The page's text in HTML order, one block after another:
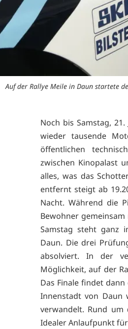
Auf der Rallye Meile in Daun startete
Noch bis Samstag,
wieder tausende
öffentlichen
zwischen Kinopalast
alles, was das
entfernt steigt ab
Nacht. Während die
Bewohner
Samstag steht ganz
Daun. Die drei
absolviert. In der
Möglichkeit, auf der
Das Finale findet
Innenstadt von Daun
verwandelt. Rund um
Idealer Anlaufpunkt